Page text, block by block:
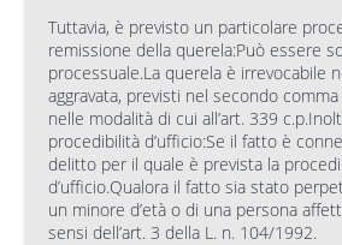
Tuttavia, è previsto un particolare
remissione della querela:Può essere
processuale.La querela è irrevocabile
aggravata, previsti nel secondo comma
nelle modalità di cui all’art. 339
procedibilità d’ufficio:Se il fatto è
delitto per il quale è prevista la
d’ufficio.Qualora il fatto sia stato
un minore d’età o di una persona
sensi dell’art. 3 della L. n. 104/1992.